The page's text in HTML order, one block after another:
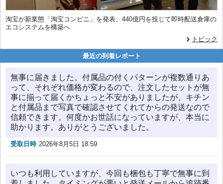
淘宝が新業態「淘宝コンビニ」を発表、440億円を投じて即時配送倉庫の
エコシステムを構築へ
トピック
最近の到着レポート
無事に届きました。付属品の付くパターンが複数通りあ
って、それぞれ価格が変わるので、注文したセットが無
事に揃って届くかちょっと不安がありましたが、キチン
と付属品まで写真で確認させてくれてからの発送なので
信頼できます。何度かお世話になっていますが、本当に
助かります。ありがとうございました。
受取日時 2026年8月5日 18:59
いつも利用していますが、今回も梱包も丁寧で無事に到